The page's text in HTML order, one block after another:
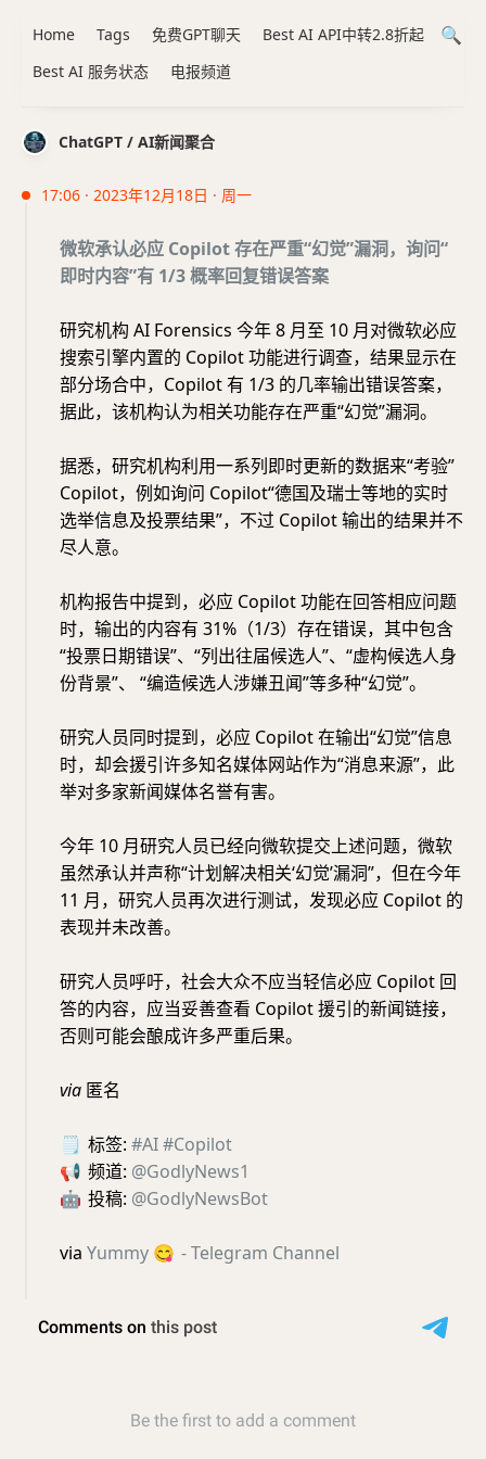
ChatGPT / AI新闻聚合
17:06 · 2023年12月18日 · 周一
微软承认必应 Copilot 存在严重“幻觉”漏洞，询问“
即时内容”有 1/3 概率回复错误答案
研究机构 AI Forensics 今年 8 月至 10 月对微软必应
搜索引擎内置的 Copilot 功能进行调查，结果显示在
部分场合中，Copilot 有 1/3 的几率输出错误答案，
据此，该机构认为相关功能存在严重“幻觉”漏洞。
据悉，研究机构利用一系列即时更新的数据来“考验”
Copilot，例如询问 Copilot“德国及瑞士等地的实时
选举信息及投票结果”，不过 Copilot 输出的结果并不
尽人意。
机构报告中提到，必应 Copilot 功能在回答相应问题
时，输出的内容有 31%（1/3）存在错误，其中包含
“投票日期错误”、“列出往届候选人”、“虚构候选人身
份背景”、 “编造候选人涉嫌丑闻”等多种“幻觉”。
研究人员同时提到，必应 Copilot 在输出“幻觉”信息
时，却会援引许多知名媒体网站作为“消息来源”，此
举对多家新闻媒体名誉有害。
今年 10 月研究人员已经向微软提交上述问题，微软
虽然承认并声称“计划解决相关‘幻觉’漏洞”，但在今年
11 月，研究人员再次进行测试，发现必应 Copilot 的
表现并未改善。
研究人员呼吁，社会大众不应当轻信必应 Copilot 回
答的内容，应当妥善查看 Copilot 援引的新闻链接，
否则可能会酿成许多严重后果。
via 匿名
🗒 标签: #AI#Copilot
📢 频道: @GodlyNews1
🤖 投稿: @GodlyNewsBot
via Yummy 😋 - Telegram Channel
Home Tags 免费GPT聊天
Best AI API中转2.8折起
Best AI 服务状态
电报频道